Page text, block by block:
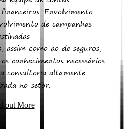
Envolvimento
de campanhas
assim como ao de seguros,
conhecimentos necessários
consultoria altamente
no setor.
out More